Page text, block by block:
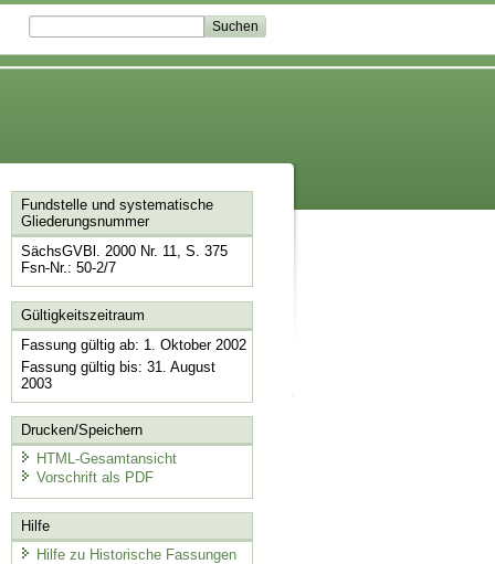
Fundstelle und systematische
Gliederungsnummer
SächsGVBl. 2000 Nr. 11, S. 375
Fsn-Nr.: 50-2/7
Gültigkeitszeitraum
Fassung gültig ab: 1. Oktober 2002
Fassung gültig bis: 31. August
2003
Drucken/Speichern
HTML-Gesamtansicht
Vorschrift als PDF
Hilfe
Hilfe zu Historische Fassungen